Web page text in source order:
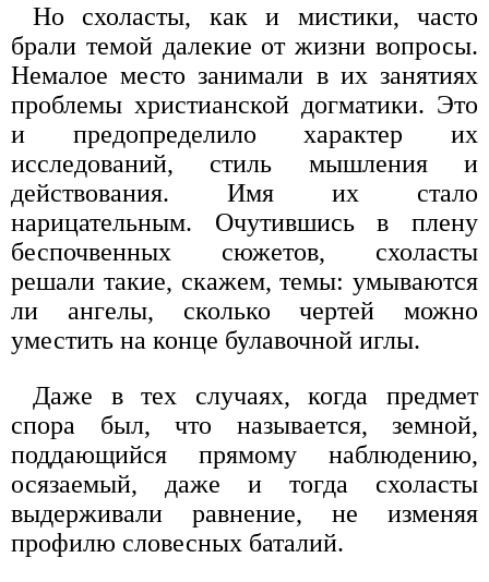
Но схоласты, как и мистики, часто
брали темой далекие от жизни вопросы.
Немалое место занимали в их занятиях
проблемы христианской догматики. Это
и предопределило характер их
исследований, стиль мышления и
действования. Имя их стало
нарицательным. Очутившись в плену
беспочвенных сюжетов, схоласты
решали такие, скажем, темы: умываются
ли ангелы, сколько чертей можно
уместить на конце булавочной иглы.
Даже в тех случаях, когда предмет
спора был, что называется, земной,
поддающийся прямому наблюдению,
осязаемый, даже и тогда схоласты
выдерживали равнение, не изменяя
профилю словесных баталий.